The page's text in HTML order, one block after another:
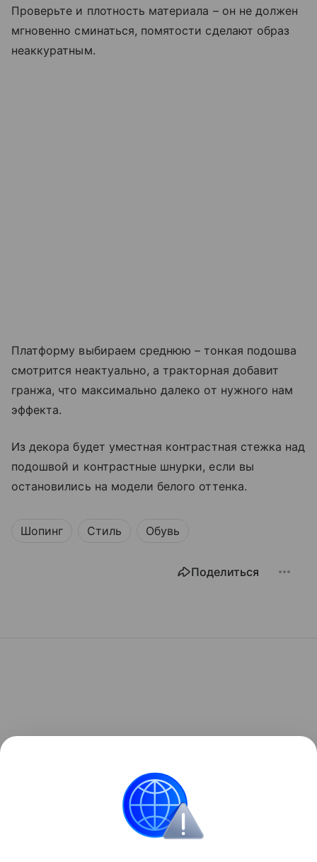
Проверьте и плотность материала – он не должен
мгновенно сминаться, помятости сделают образ
неаккуратным.
Платформу выбираем среднюю – тонкая подошва
смотрится неактуально, а тракторная добавит
гранжа, что максимально далеко от нужного нам
эффекта.
Из декора будет уместная контрастная стежка над
подошвой и контрастные шнурки, если вы
остановились на модели белого оттенка.
Шопинг Стиль Обувь
Поделиться